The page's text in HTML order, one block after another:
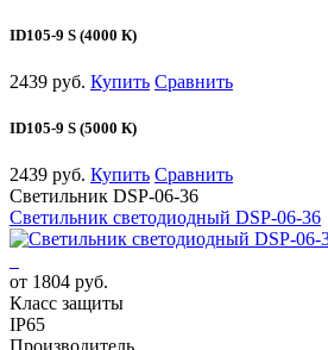
ID105-9 S (4000 К)
2439 руб. Купить Сравнить
ID105-9 S (5000 К)
2439 руб. Купить Сравнить
Светильник DSP-06-36
Светильник светодиодный DSP-06-36
от 1804 руб.
Класс защиты
IP65
Производитель